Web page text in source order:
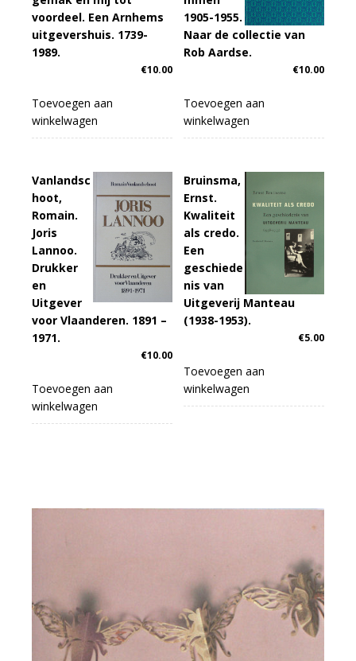
voordeel. Een Arnhems
uitgevershuis. 1739-
1989.
€10.00
Toevoegen aan
winkelwagen
1905-1955.
Naar de collectie van
Rob Aardse.
€10.00
Toevoegen aan
winkelwagen
Vanlandsc
hoot,
Romain.
Joris
Lannoo.
Drukker
en
Uitgever
voor Vlaanderen. 1891 –
1971.
€10.00
Toevoegen aan
winkelwagen
Bruinsma,
Ernst.
Kwaliteit
als credo.
Een
geschiede
nis van
Uitgeverij Manteau
(1938-1953).
€5.00
Toevoegen aan
winkelwagen